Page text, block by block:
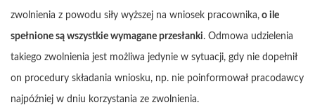
zwolnienia z powodu siły wyższej na wniosek pracownika, o ile
spełnione są wszystkie wymagane przesłanki. Odmowa udzielenia
takiego zwolnienia jest możliwa jedynie w sytuacji, gdy nie dopełnił
on procedury składania wniosku, np. nie poinformował pracodawcy
najpóźniej w dniu korzystania ze zwolnienia.